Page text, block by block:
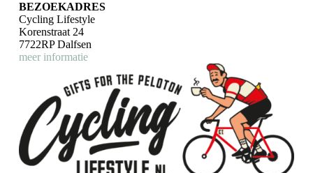
BEZOEKADRES
Cycling Lifestyle
Korenstraat 24
7722RP Dalfsen
meer informatie